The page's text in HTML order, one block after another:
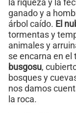
la riqueza y la
ganado y a
árbol caído. El
tormentas y
animales y
se encarna en
busgosu,
bosques y
nos damos
la roca.